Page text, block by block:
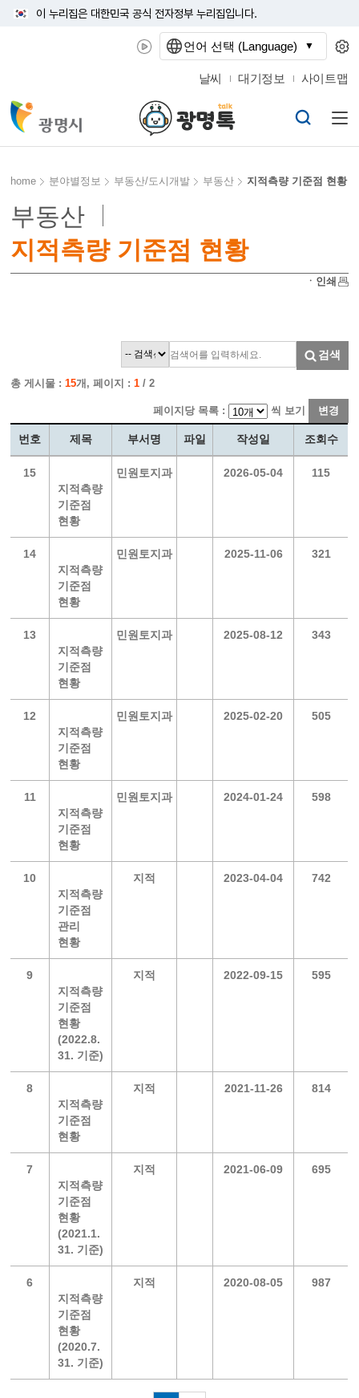
이 누리집은 대한민국 공식 전자정부 누리집입니다.
날씨 대기정보 사이트맵
home 분야별정보 부동산/도시개발 부동산 지적측량 기준점 현황
부동산
지적측량 기준점 현황
ㆍ인쇄
검색
총 게시물 :15개, 페이지 :1 / 2
페이지당 목록 : 씩 보기 변경
번호 제목 부서명 파일 작성일 조회수
15
지적측량
기준점
현황
민원토지과 2026-05-04 115
14
지적측량
기준점
현황
민원토지과 2025-11-06 321
13
지적측량
기준점
현황
민원토지과 2025-08-12 343
12
지적측량
기준점
현황
민원토지과 2025-02-20 505
11
지적측량
기준점
현황
민원토지과 2024-01-24 598
10
지적측량
기준점
관리
현황
지적 2023-04-04 742
9
지적측량
기준점
현황
(2022.8.
31. 기준)
지적 2022-09-15 595
8
지적측량
기준점
현황
지적 2021-11-26 814
7
지적측량
기준점
현황
(2021.1.
31. 기준)
지적 2021-06-09 695
6
지적측량
기준점
현황
(2020.7.
31. 기준)
지적 2020-08-05 987
언어 선택 (Language)